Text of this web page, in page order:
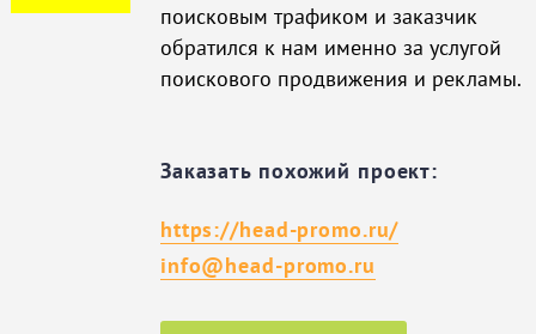
поисковым трафиком и заказчик
обратился к нам именно за услугой
поискового продвижения и рекламы.
Заказать похожий проект:
https://head-promo.ru/
info@head-promo.ru